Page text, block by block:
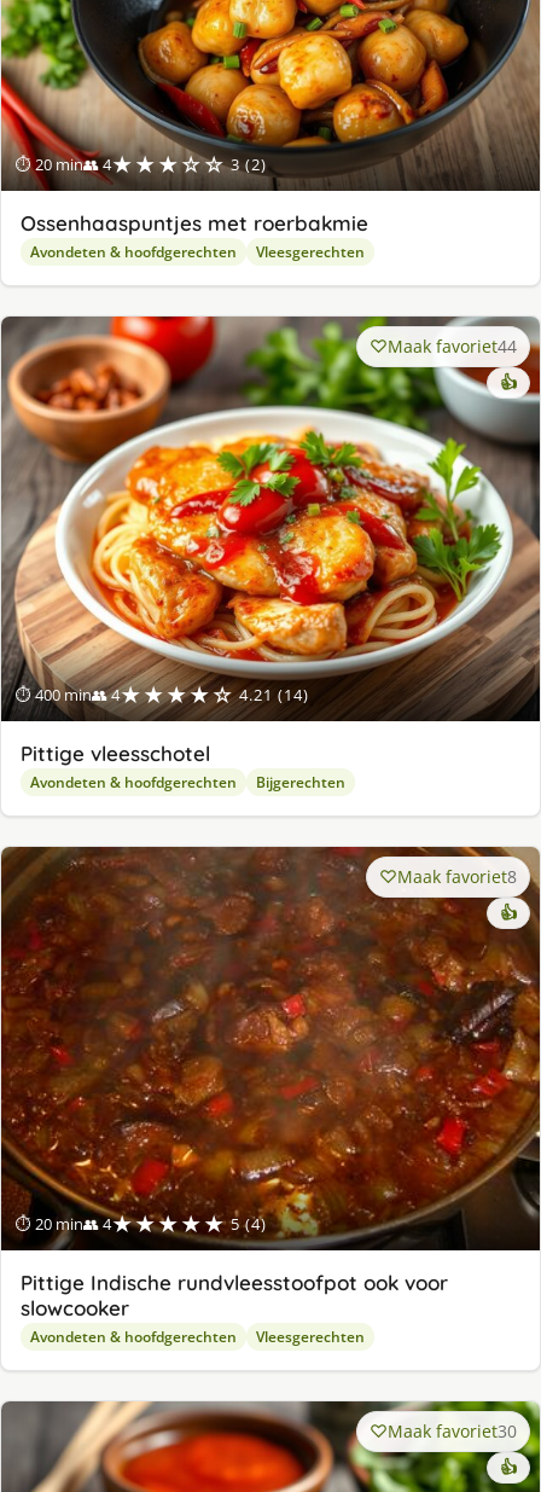
⏱ 20 min👥 4★★★☆☆ 3 (2)
Ossenhaaspuntjes met roerbakmie
Avondeten & hoofdgerechten Vleesgerechten
⏱ 400 min👥 4★★★★☆ 4.21 (14)
Maak favoriet44
👍
Pittige vleesschotel
Avondeten & hoofdgerechten Bijgerechten
⏱ 20 min👥 4★★★★★ 5 (4)
Maak favoriet8
👍
Pittige Indische rundvleesstoofpot ook voor
slowcooker
Avondeten & hoofdgerechten Vleesgerechten
Maak favoriet30
👍